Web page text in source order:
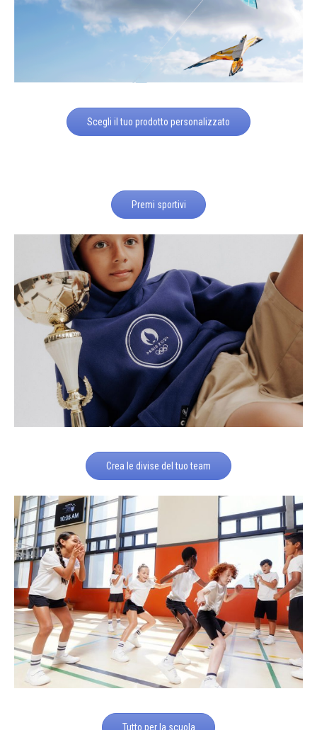
Scegli il tuo prodotto personalizzato
Premi sportivi
Crea le divise del tuo team
Tutto per la scuola